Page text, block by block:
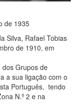
de 1935
Silva, Rafael Tobias
de 1910, em
dos Grupos de
a sua ligação com o
Português, tendo
N.º 2 e na